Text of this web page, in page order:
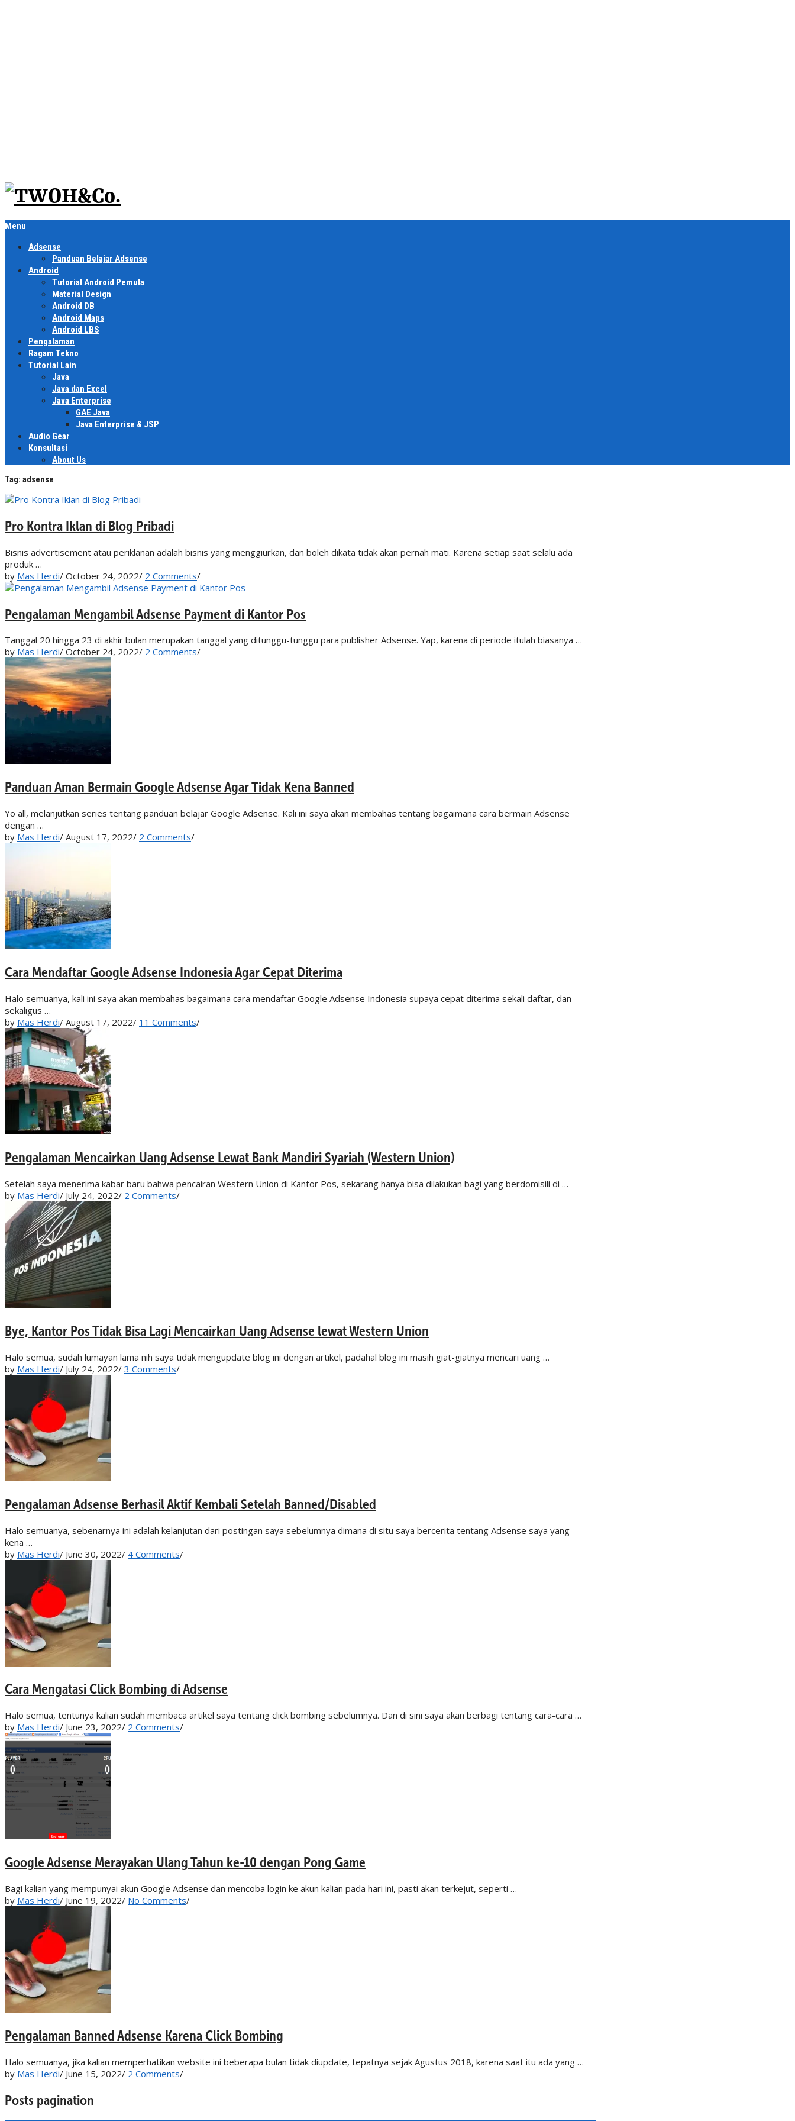
Menu
Adsense
Panduan Belajar Adsense
Android
Tutorial Android Pemula
Material Design
Android DB
Android Maps
Android LBS
Pengalaman
Ragam Tekno
Tutorial Lain
Java
Java dan Excel
Java Enterprise
GAE Java
Java Enterprise & JSP
Audio Gear
Konsultasi
About Us
Tag: adsense
Pro Kontra Iklan di Blog Pribadi
Bisnis advertisement atau periklanan adalah bisnis yang menggiurkan, dan boleh dikata tidak akan pernah mati. Karena setiap saat selalu ada
produk …
by Mas Herdi/ October 24, 2022/ 2 Comments/
Pengalaman Mengambil Adsense Payment di Kantor Pos
Tanggal 20 hingga 23 di akhir bulan merupakan tanggal yang ditunggu-tunggu para publisher Adsense. Yap, karena di periode itulah biasanya …
by Mas Herdi/ October 24, 2022/ 2 Comments/
Panduan Aman Bermain Google Adsense Agar Tidak Kena Banned
Yo all, melanjutkan series tentang panduan belajar Google Adsense. Kali ini saya akan membahas tentang bagaimana cara bermain Adsense
dengan …
by Mas Herdi/ August 17, 2022/ 2 Comments/
Cara Mendaftar Google Adsense Indonesia Agar Cepat Diterima
Halo semuanya, kali ini saya akan membahas bagaimana cara mendaftar Google Adsense Indonesia supaya cepat diterima sekali daftar, dan
sekaligus …
by Mas Herdi/ August 17, 2022/ 11 Comments/
Pengalaman Mencairkan Uang Adsense Lewat Bank Mandiri Syariah (Western Union)
Setelah saya menerima kabar baru bahwa pencairan Western Union di Kantor Pos, sekarang hanya bisa dilakukan bagi yang berdomisili di …
by Mas Herdi/ July 24, 2022/ 2 Comments/
Bye, Kantor Pos Tidak Bisa Lagi Mencairkan Uang Adsense lewat Western Union
Halo semua, sudah lumayan lama nih saya tidak mengupdate blog ini dengan artikel, padahal blog ini masih giat-giatnya mencari uang …
by Mas Herdi/ July 24, 2022/ 3 Comments/
Pengalaman Adsense Berhasil Aktif Kembali Setelah Banned/Disabled
Halo semuanya, sebenarnya ini adalah kelanjutan dari postingan saya sebelumnya dimana di situ saya bercerita tentang Adsense saya yang
kena …
by Mas Herdi/ June 30, 2022/ 4 Comments/
Cara Mengatasi Click Bombing di Adsense
Halo semua, tentunya kalian sudah membaca artikel saya tentang click bombing sebelumnya. Dan di sini saya akan berbagi tentang cara-cara …
by Mas Herdi/ June 23, 2022/ 2 Comments/
Google Adsense Merayakan Ulang Tahun ke-10 dengan Pong Game
Bagi kalian yang mempunyai akun Google Adsense dan mencoba login ke akun kalian pada hari ini, pasti akan terkejut, seperti …
by Mas Herdi/ June 19, 2022/ No Comments/
Pengalaman Banned Adsense Karena Click Bombing
Halo semuanya, jika kalian memperhatikan website ini beberapa bulan tidak diupdate, tepatnya sejak Agustus 2018, karena saat itu ada yang …
by Mas Herdi/ June 15, 2022/ 2 Comments/
Posts pagination